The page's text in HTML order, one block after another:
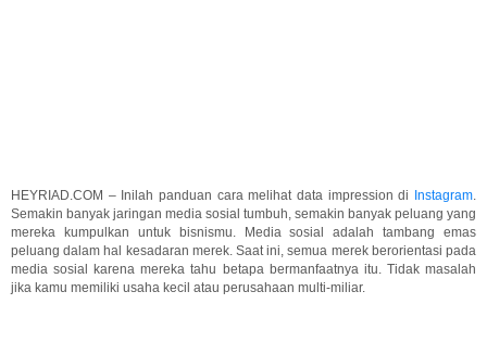
HEYRIAD.COM – Inilah panduan cara melihat data impression di Instagram.
Semakin banyak jaringan media sosial tumbuh, semakin banyak peluang yang
mereka kumpulkan untuk bisnismu. Media sosial adalah tambang emas
peluang dalam hal kesadaran merek. Saat ini, semua merek berorientasi pada
media sosial karena mereka tahu betapa bermanfaatnya itu. Tidak masalah
jika kamu memiliki usaha kecil atau perusahaan multi-miliar.